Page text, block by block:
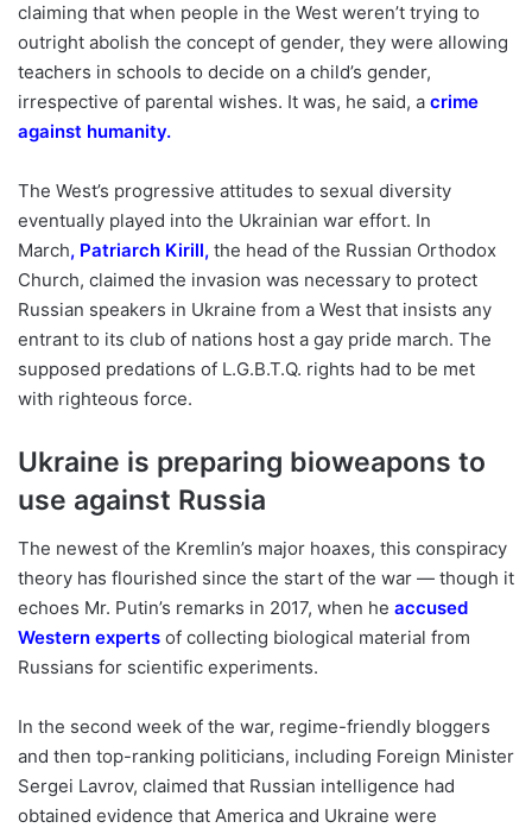
claiming that when people in the West weren’t trying to
outright abolish the concept of gender, they were allowing
teachers in schools to decide on a child’s gender,
irrespective of parental wishes. It was, he said, a crime
against humanity.
The West’s progressive attitudes to sexual diversity
eventually played into the Ukrainian war effort. In
March, Patriarch Kirill, the head of the Russian Orthodox
Church, claimed the invasion was necessary to protect
Russian speakers in Ukraine from a West that insists any
entrant to its club of nations host a gay pride march. The
supposed predations of L.G.B.T.Q. rights had to be met
with righteous force.
Ukraine is preparing bioweapons to
use against Russia
The newest of the Kremlin’s major hoaxes, this conspiracy
theory has flourished since the start of the war — though it
echoes Mr. Putin’s remarks in 2017, when he accused
Western experts of collecting biological material from
Russians for scientific experiments.
In the second week of the war, regime-friendly bloggers
and then top-ranking politicians, including Foreign Minister
Sergei Lavrov, claimed that Russian intelligence had
obtained evidence that America and Ukraine were